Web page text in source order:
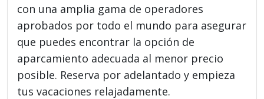
con una amplia gama de operadores
aprobados por todo el mundo para asegurar
que puedes encontrar la opción de
aparcamiento adecuada al menor precio
posible. Reserva por adelantado y empieza
tus vacaciones relajadamente.